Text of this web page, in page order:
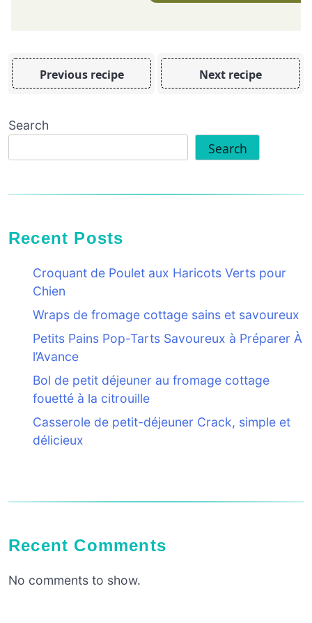
Previous recipe Next recipe
Search
Search
Recent Posts
Croquant de Poulet aux Haricots Verts pour
Chien
Wraps de fromage cottage sains et savoureux
Petits Pains Pop-Tarts Savoureux à Préparer À
l’Avance
Bol de petit déjeuner au fromage cottage
fouetté à la citrouille
Casserole de petit-déjeuner Crack, simple et
délicieux
Recent Comments
No comments to show.